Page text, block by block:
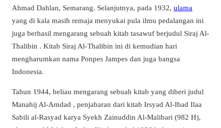
Ahmad Dahlan, Semarang. Selanjutnya, pada 1932, ulama
yang di kala masih remaja menyukai pula ilmu pedalangan ini
juga berhasil mengarang sebuah kitab tasawuf berjudul Siraj Al-
Thalibin . Kitab Siraj Al-Thalibin ini di kemudian hari
mengharumkan nama Ponpes Jampes dan juga bangsa
Indonesia.
Tahun 1944, beliau mengarang sebuah kitab yang diberi judul
Manahij Al-Amdad , penjabaran dari kitab Irsyad Al-Ibad Ilaa
Sabili al-Rasyad karya Syekh Zainuddin Al-Malibari (982 H),